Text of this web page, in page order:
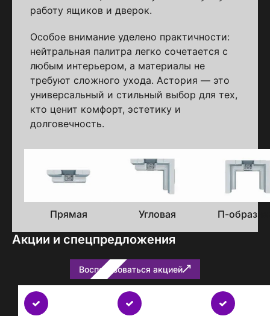
работу ящиков и дверок.
Особое внимание уделено практичности:
нейтральная палитра легко сочетается с
любым интерьером, а материалы не
требуют сложного ухода. Астория — это
универсальный и стильный выбор для тех,
кто ценит комфорт, эстетику и
долговечность.
исполнения
Прямая Угловая П-
Акции и спецпредложения
Воспользоваться акцией
Бесплатно
с